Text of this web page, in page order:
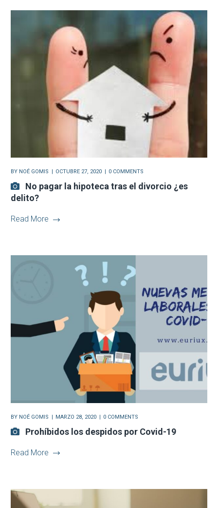
BY NOÉ GOMIS OCTUBRE 27, 2020 0 COMMENTS
No pagar la hipoteca tras el divorcio ¿es
delito?
Read More
BY NOÉ GOMIS MARZO 28, 2020 0 COMMENTS
Prohíbidos los despidos por Covid-19
Read More